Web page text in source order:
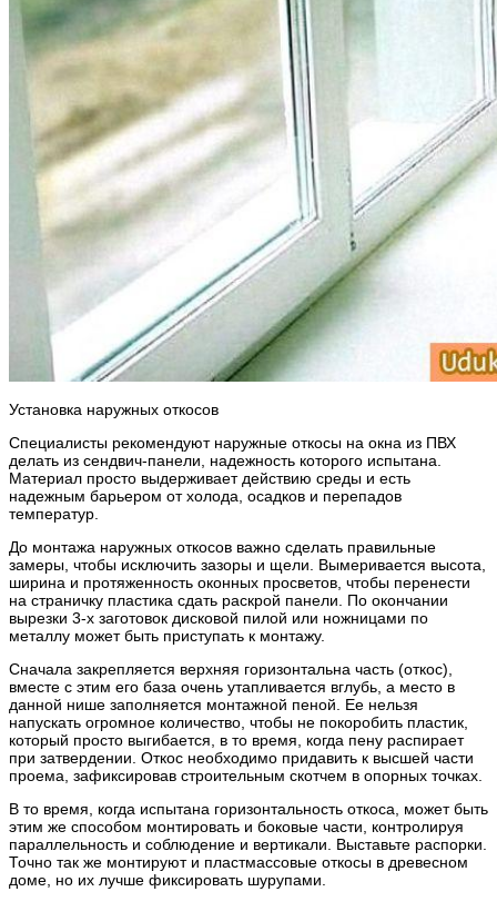
Установка наружных откосов
Специалисты рекомендуют наружные откосы на окна из ПВХ
делать из сендвич-панели, надежность которого испытана.
Материал просто выдерживает действию среды и есть
надежным барьером от холода, осадков и перепадов
температур.
До монтажа наружных откосов важно сделать правильные
замеры, чтобы исключить зазоры и щели. Вымеривается высота,
ширина и протяженность оконных просветов, чтобы перенести
на страничку пластика сдать раскрой панели. По окончании
вырезки 3-х заготовок дисковой пилой или ножницами по
металлу может быть приступать к монтажу.
Сначала закрепляется верхняя горизонтальна часть (откос),
вместе с этим его база очень утапливается вглубь, а место в
данной нише заполняется монтажной пеной. Ее нельзя
напускать огромное количество, чтобы не покоробить пластик,
который просто выгибается, в то время, когда пену распирает
при затвердении. Откос необходимо придавить к высшей части
проема, зафиксировав строительным скотчем в опорных точках.
В то время, когда испытана горизонтальность откоса, может быть
этим же способом монтировать и боковые части, контролируя
параллельность и соблюдение и вертикали. Выставьте распорки.
Точно так же монтируют и пластмассовые откосы в древесном
доме, но их лучше фиксировать шурупами.